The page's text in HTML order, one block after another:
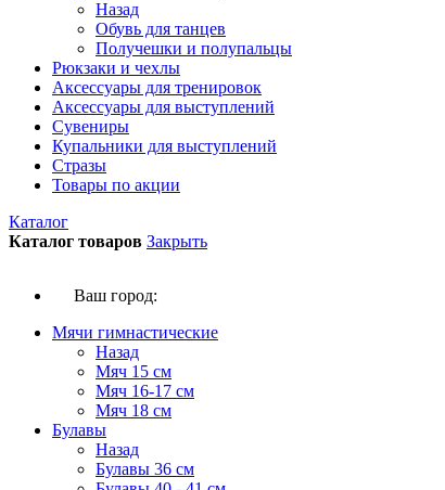
Назад
Обувь для танцев
Получешки и полупальцы
Рюкзаки и чехлы
Аксессуары для тренировок
Аксессуары для выступлений
Сувениры
Купальники для выступлений
Стразы
Товары по акции
Каталог
Каталог товаров Закрыть
Ваш город:
Мячи гимнастические
Назад
Мяч 15 см
Мяч 16-17 см
Мяч 18 см
Булавы
Назад
Булавы 36 см